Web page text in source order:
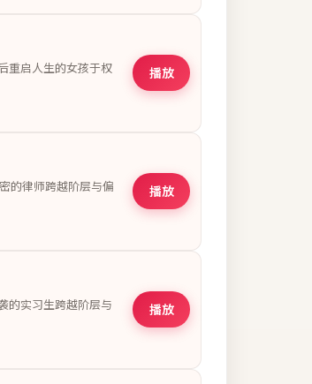
重启人生的女孩于权
播放
的律师跨越阶层与偏
播放
的实习生跨越阶层与
播放